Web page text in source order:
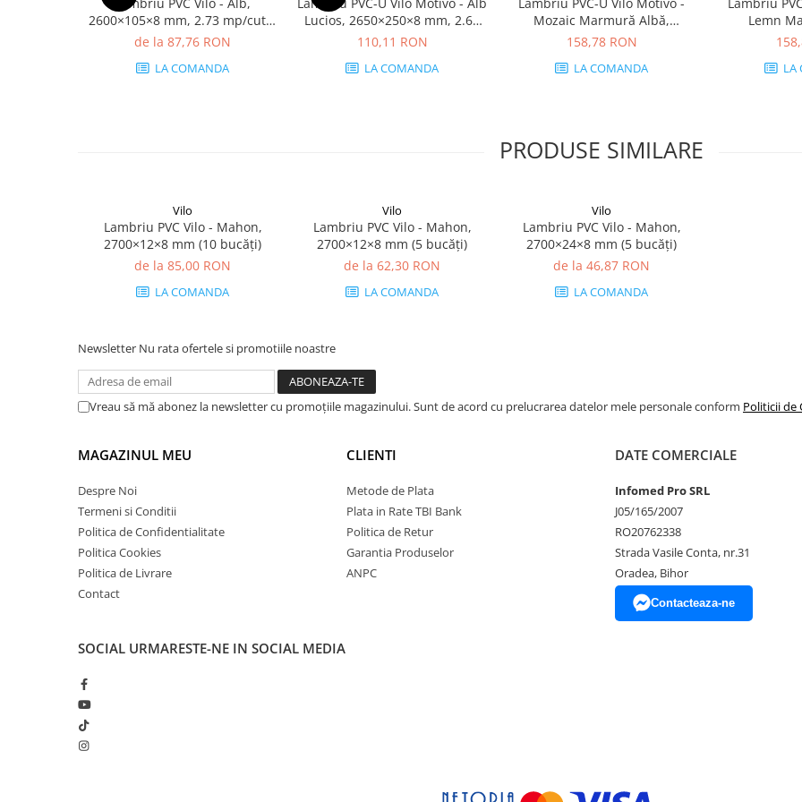
Lambriu PVC Vilo - Alb,
2600×105×8 mm, 2.73 mp/cutie
(10 bucăți)
de la 87,76 RON
LA COMANDA
Lambriu PVC-U Vilo Motivo - Alb
Lucios, 2650×250×8 mm, 2.65
mp/cutie (4 bucăți)
110,11 RON
LA COMANDA
Lambriu PVC-U Vilo Motivo -
Mozaic Marmură Albă,
2650×250×8 mm, 2.65 mp/cutie
158,78 RON
LA COMANDA
Lambriu
Lemn
2650×250×8
LA
PRODUSE SIMILARE
Vilo
Lambriu PVC Vilo - Mahon,
2700×12×8 mm (10 bucăți)
de la 85,00 RON
LA COMANDA
Vilo
Lambriu PVC Vilo - Mahon,
2700×12×8 mm (5 bucăți)
de la 62,30 RON
LA COMANDA
Vilo
Lambriu PVC Vilo - Mahon,
2700×24×8 mm (5 bucăți)
de la 46,87 RON
LA COMANDA
Newsletter Nu rata ofertele si promotiile noastre
Vreau să mă abonez la newsletter cu promoțiile magazinului. Sunt de acord cu prelucrarea datelor mele personale conform Politicii
MAGAZINUL MEU
Despre Noi
Termeni si Conditii
Politica de Confidentialitate
Politica Cookies
Politica de Livrare
Contact
CLIENTI
Metode de Plata
Plata in Rate TBI Bank
Politica de Retur
Garantia Produselor
ANPC
DATE COMERCIALE
Infomed Pro SRL
J05/165/2007
RO20762338
Strada Vasile Conta, nr.31
Oradea, Bihor
Contacteaza-ne
SOCIAL URMARESTE-NE IN SOCIAL MEDIA